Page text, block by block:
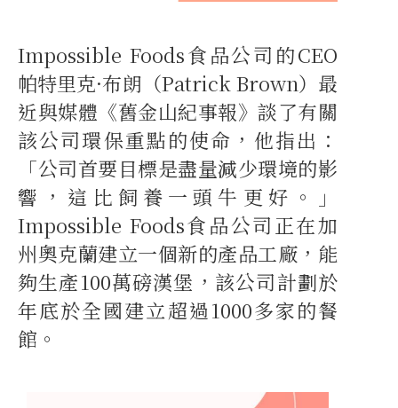
Impossible Foods食品公司的CEO
帕特里克·布朗（Patrick Brown）最
近與媒體《舊金山紀事報》談了有關
該公司環保重點的使命，他指出：
「公司首要目標是盡量減少環境的影
響，這比飼養一頭牛更好。」
Impossible Foods食品公司正在加
州奧克蘭建立一個新的產品工廠，能
夠生產100萬磅漢堡，該公司計劃於
年底於全國建立超過1000多家的餐
館。